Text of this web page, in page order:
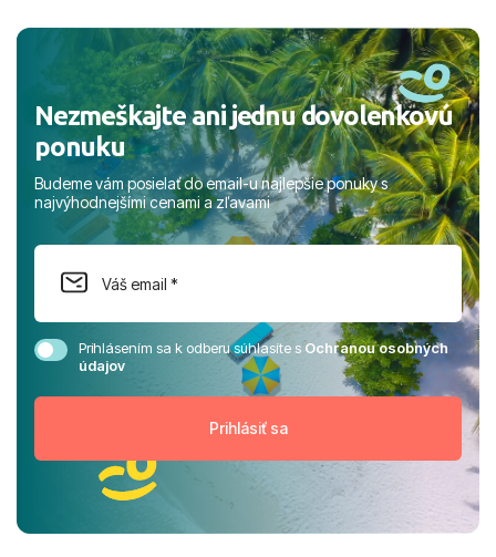
Nezmeškajte ani jednu dovolenkovú
ponuku
Budeme vám posielať do email-u najlepšie ponuky s
najvýhodnejšími cenami a zľavami
Prihlásením sa k odberu súhlasíte sOchranou osobných
údajov